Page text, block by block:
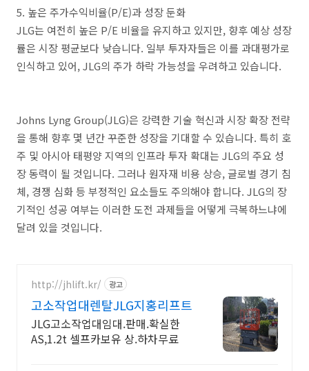
5. 높은 주가수익비율(P/E)과 성장 둔화
JLG는 여전히 높은 P/E 비율을 유지하고 있지만, 향후 예상 성장
률은 시장 평균보다 낮습니다. 일부 투자자들은 이를 과대평가로
인식하고 있어, JLG의 주가 하락 가능성을 우려하고 있습니다.
Johns Lyng Group(JLG)은 강력한 기술 혁신과 시장 확장 전략
을 통해 향후 몇 년간 꾸준한 성장을 기대할 수 있습니다. 특히 호
주 및 아시아 태평양 지역의 인프라 투자 확대는 JLG의 주요 성
장 동력이 될 것입니다. 그러나 원자재 비용 상승, 글로벌 경기 침
체, 경쟁 심화 등 부정적인 요소들도 주의해야 합니다. JLG의 장
기적인 성공 여부는 이러한 도전 과제들을 어떻게 극복하느냐에
달려 있을 것입니다.
http://jhlift.kr/ 광고
고소작업대렌탈JLG지홍리프트
JLG고소작업대임대.판매.확실한
AS,1.2t 셀프카보유 상.하차무료